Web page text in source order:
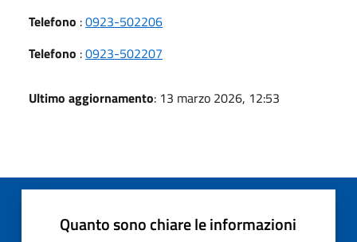
Telefono :0923-502206
Telefono :0923-502207
Ultimo aggiornamento: 13 marzo 2026, 12:53
Quanto sono chiare le informazioni